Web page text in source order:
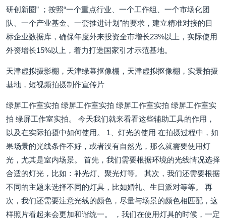
研创新圈” ；按照“一个重点行业、一个工作组、一个市场化团
队、一个产业基金、一套推进计划”的要求，建立精准对接的目
标企业数据库，确保年度外来投资全市增长23%以上，实际使用
外资增长15%以上，着力打造国家引才示范基地。
天津虚拟摄影棚，天津绿幕抠像棚，天津虚拟抠像棚，实景拍摄
基地，短视频拍摄制作宣传片
绿屏工作室实拍 绿屏工作室实拍 绿屏工作室实拍 绿屏工作室实
拍 绿屏工作室实拍。 今天我们就来看看这些辅助工具的作用，
以及在实际拍摄中如何使用。 1、灯光的使用 在拍摄过程中，如
果场景的光线条件不好，或者没有自然光，那么就需要使用灯
光，尤其是室内场景。 首先，我们需要根据环境的光线情况选择
合适的灯光，比如：补光灯、聚光灯等。 其次，我们还需要根据
不同的主题来选择不同的灯具，比如婚礼、生日派对等等。 再
次，我们还需要注意光线的颜色，尽量与场景的颜色相匹配，这
样照片看起来会更加和谐统一。 ，我们在使用灯具的时候，一定